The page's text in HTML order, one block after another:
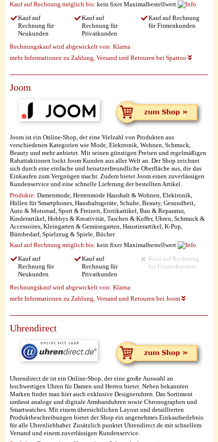
Kauf auf Rechnung möglich bis: kein fixer Maximalbestellwert
Kauf auf
Rechnung für
Neukunden
Kauf auf
Rechnung für
Privatkunden
Kauf auf Rechnung
für Firmenkunden
Rechnungskauf wird abgewickelt von: Klarna
mehr Informationen zu Zahlung, Versand und Retouren bei Spartoo
Joom
Joom ist ein Online-Shop, der eine Vielzahl von Produkten aus
verschiedenen Kategorien wie Mode, Elektronik, Wohnen, Schmuck,
Beauty und mehr anbietet. Mit seinen günstigen Preisen und regelmäßigen
Rabattaktionen lockt Joom Kunden aus aller Welt an. Der Shop zeichnet
sich durch eine einfache und benutzerfreundliche Oberfläche aus, die das
Einkaufen zum Vergnügen macht. Zudem bietet Joom einen zuverlässigen
Kundenservice und eine schnelle Lieferung der bestellten Artikel.
Produkte: Damenmode, Herrenmode Haushalt & Wohnen, Elektronik,
Hüllen für Smartphones, Haushaltsgeräte, Schuhe, Beauty, Gesundheit,
Auto & Motorrad, Sport & Freizeit, Erotikartikel, Bau & Reparatur,
Kinderartikel, Hobbys & Kreativität, Taschen & Koffer, Uhren, Schmuck &
Accessoires, Kleingarten & Gemüsegarten, Haustierartikel, K-Pop,
Bürobedarf, Spielzeug & Spiele, Bücher
Kauf auf Rechnung möglich bis: kein fixer Maximalbestellwert
Kauf auf
Rechnung für
Neukunden
Kauf auf
Rechnung für
Privatkunden
Kauf auf Rechnung
für Firmenkunden
Rechnungskauf wird abgewickelt von: Klarna
mehr Informationen zu Zahlung, Versand und Retouren bei Joom
Uhrendirect
Uhrendirect.de ist ein Online-Shop, der eine große Auswahl an
hochwertigen Uhren für Damen und Herren bietet. Neben bekannten
Marken findet man hier auch exklusive Designeruhren. Das Sortiment
umfasst analoge und digitale Armbanduhren sowie Chronographen und
Smartwatches. Mit einem übersichtlichen Layout und detaillierten
Produktbeschreibungen bietet der Shop ein angenehmes Einkaufserlebnis
für alle Uhrenliebhaber. Zusätzlich punktet Uhrendirect.de mit schnellem
Versand und einem zuverlässigen Kundenservice.